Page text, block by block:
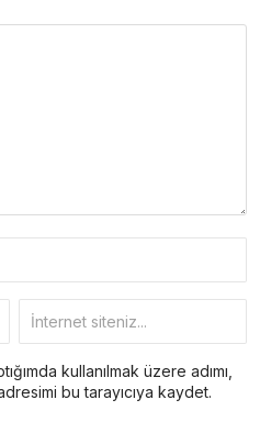
kullanılmak üzere adımı,
bu tarayıcıya kaydet.